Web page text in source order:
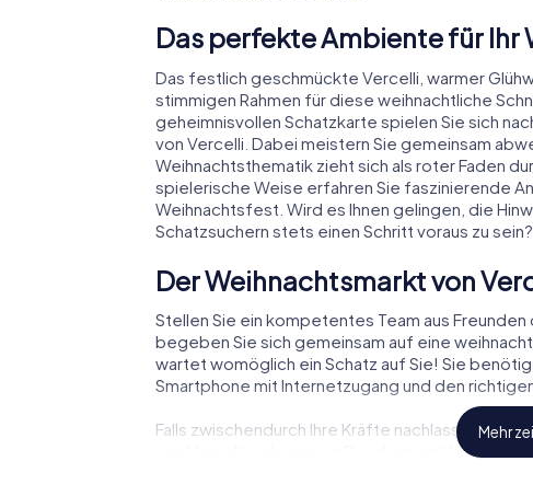
Das perfekte Ambiente für
Das festlich geschmückte Vercelli, warmer
stimmigen Rahmen für diese weihnachtliche
geheimnisvollen Schatzkarte spielen Sie sich
von Vercelli. Dabei meistern Sie gemeinsam
Weihnachtsthematik zieht sich als roter Faden
spielerische Weise erfahren Sie faszinierende
Weihnachtsfest. Wird es Ihnen gelingen, die
Schatzsuchern stets einen Schritt voraus zu sein?
Der Weihnachtsmarkt von
Stellen Sie ein kompetentes Team aus
begeben Sie sich gemeinsam auf eine
wartet womöglich ein Schatz auf Sie! Sie
Smartphone mit Internetzugang und den
Falls zwischendurch Ihre Kräfte nachlassen,
von Vercelli einlegen – z.B. auf einem
Mehr